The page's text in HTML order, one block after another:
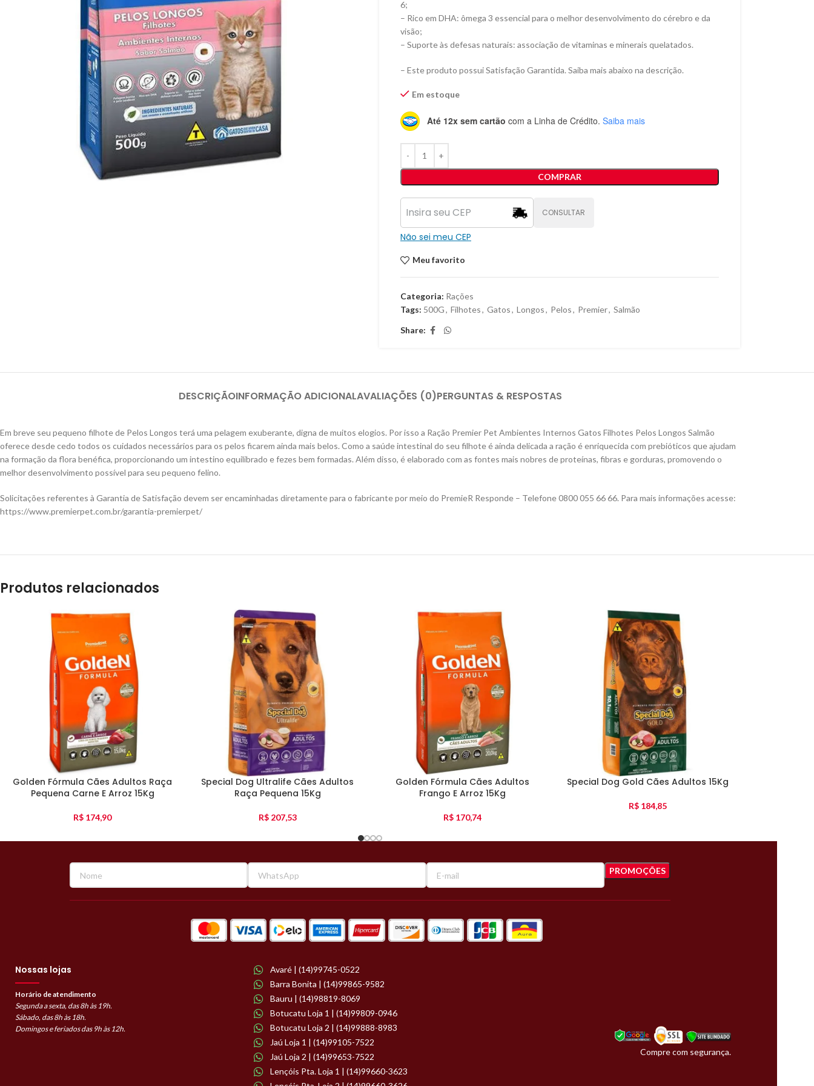
6;
– Rico em DHA: ômega 3 essencial para o melhor desenvolvimento do cérebro e da
visão;
– Suporte às defesas naturais: associação de vitaminas e minerais quelatados.
– Este produto possui Satisfação Garantida. Saiba mais abaixo na descrição.
Em estoque
Até 12x sem cartão com a Linha de Crédito. Saiba mais
COMPRAR
CONSULTAR
Não sei meu CEP
Meu favorito
Categoria: Rações
Tags: 500G, Filhotes, Gatos, Longos, Pelos, Premier, Salmão
Share:
DESCRIÇÃOINFORMAÇÃO ADICIONALAVALIAÇÕES (0)PERGUNTAS & RESPOSTAS
Em breve seu pequeno filhote de Pelos Longos terá uma pelagem exuberante, digna de muitos elogios. Por isso a Ração Premier Pet Ambientes Internos Gatos Filhotes Pelos Longos Salmão
oferece desde cedo todos os cuidados necessários para os pelos ficarem ainda mais belos. Como a saúde intestinal do seu filhote é ainda delicada a ração é enriquecida com prebióticos que ajudam
na formação da flora benéfica, proporcionando um intestino equilibrado e fezes bem formadas. Além disso, é elaborado com as fontes mais nobres de proteínas, fibras e gorduras, promovendo o
melhor desenvolvimento possível para seu pequeno felino.
Solicitações referentes à Garantia de Satisfação devem ser encaminhadas diretamente para o fabricante por meio do PremieR Responde – Telefone 0800 055 66 66. Para mais informações acesse:
https://www.premierpet.com.br/garantia-premierpet/
Produtos relacionados
Golden Fórmula Cães Adultos Raça
Pequena Carne E Arroz 15Kg
R$ 174,90
Special Dog Ultralife Cães Adultos
Raça Pequena 15Kg
R$207,53
Golden Fórmula Cães Adultos
Frango E Arroz 15Kg
R$ 170,74
Special Dog Gold Cães Adultos 15Kg
R$184,85
Nossas lojas
Horário de atendimento
Segunda a sexta, das 8h às 19h.
Sábado, das 8h às 18h.
Domingos e feriados das 9h às 12h.
Avaré | (14)99745-0522
Barra Bonita | (14)99865-9582
Bauru | (14)98819-8069
Botucatu Loja 1 | (14)99809-0946
Botucatu Loja 2 | (14)99888-8983
Jaú Loja 1 | (14)99105-7522
Jaú Loja 2 | (14)99653-7522
Lençóis Pta. Loja 1 | (14)99660-3623
Compre com segurança.